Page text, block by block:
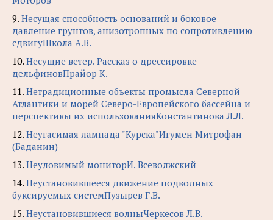
9. Несущая способность оснований и боковое
давление грунтов, анизотропных по сопротивлению
сдвигуШкола А.В.
10. Несущие ветер. Рассказ о дрессировке
дельфиновПрайор К.
11. Нетрадиционные объекты промысла Северной
Атлантики и морей Северо-Европейского бассейна и
перспективы их использованияКонстантинова Л.Л.
12. Неугасимая лампада "Курска"Игумен Митрофан
(Баданин)
13. Неуловимый мониторИ. Всеволжский
14. Неустановившееся движение подводных
буксируемых системПузырев Г.В.
15. Неустановившиеся волныЧеркесов Л.В.